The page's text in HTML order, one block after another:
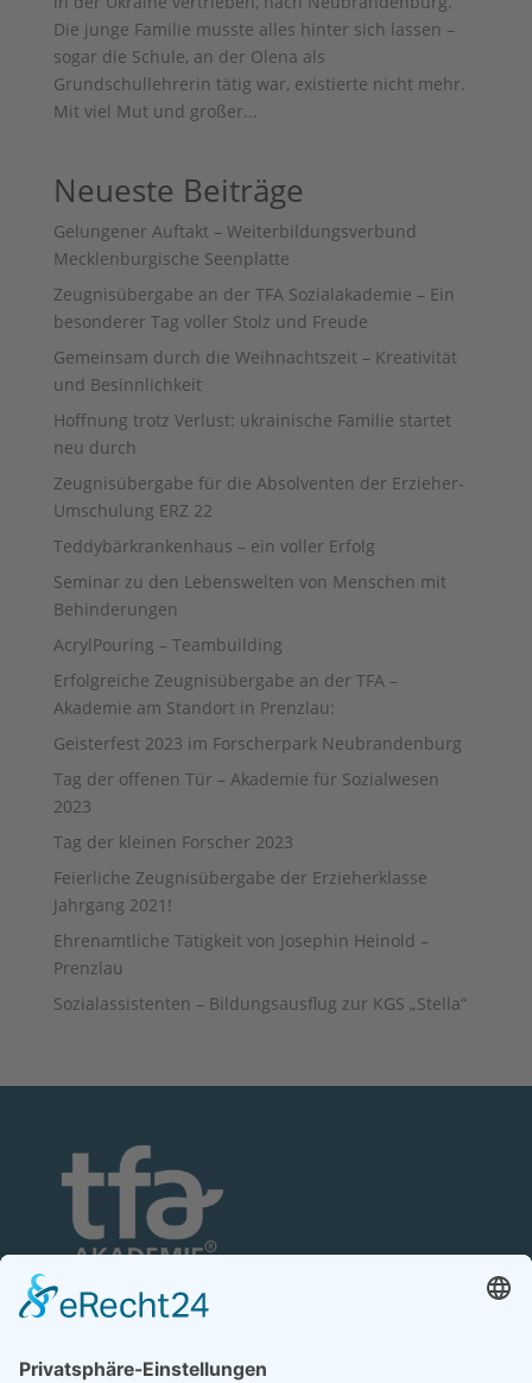
Die junge Familie musste alles hinter sich lassen –
sogar die Schule, an der Olena als
Grundschullehrerin tätig war, existierte nicht mehr.
Mit viel Mut und großer...
Neueste Beiträge
Gelungener Auftakt – Weiterbildungsverbund
Mecklenburgische Seenplatte
Zeugnisübergabe an der TFA Sozialakademie – Ein
besonderer Tag voller Stolz und Freude
Gemeinsam durch die Weihnachtszeit – Kreativität
und Besinnlichkeit
Hoffnung trotz Verlust: ukrainische Familie startet
neu durch
Zeugnisübergabe für die Absolventen der Erzieher-
Umschulung ERZ 22
Teddybärkrankenhaus – ein voller Erfolg
Seminar zu den Lebenswelten von Menschen mit
Behinderungen
AcrylPouring – Teambuilding
Erfolgreiche Zeugnisübergabe an der TFA –
Akademie am Standort in Prenzlau:
Geisterfest 2023 im Forscherpark Neubrandenburg
Tag der offenen Tür – Akademie für Sozialwesen
2023
Tag der kleinen Forscher 2023
Feierliche Zeugnisübergabe der Erzieherklasse
Jahrgang 2021!
Ehrenamtliche Tätigkeit von Josephin Heinold –
Prenzlau
Sozialassistenten – Bildungsausflug zur KGS „Stella“
Nonnenhofer Straße 24/26